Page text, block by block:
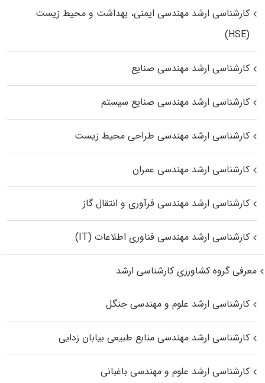
کارشناسی ارشد مهندسی ایمنی، بهداشت و محیط زیست
(HSE)
کارشناسی ارشد مهندسی صنایع
کارشناسی ارشد مهندسی صنایع سیستم
کارشناسی ارشد مهندسی طراحی محیط زیست
کارشناسی ارشد مهندسی عمران
کارشناسی ارشد مهندسی فرآوری و انتقال گاز
کارشناسی ارشد مهندسی فناوری اطلاعات (IT)
معرفی گروه کشاورزی کارشناسی ارشد
کارشناسی ارشد علوم و مهندسی جنگل
کارشناسی ارشد مهندسی منابع طبیعی بیابان زدایی
کارشناسی ارشد علوم و مهندسی باغبانی